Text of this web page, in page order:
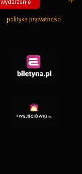
wydarzenie
polityka prywatności